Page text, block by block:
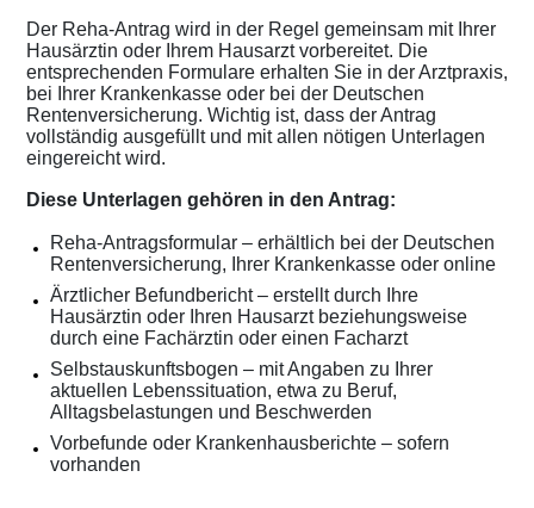
Der Reha-Antrag wird in der Regel gemeinsam mit Ihrer
Hausärztin oder Ihrem Hausarzt vorbereitet. Die
entsprechenden Formulare erhalten Sie in der Arztpraxis,
bei Ihrer Krankenkasse oder bei der Deutschen
Rentenversicherung. Wichtig ist, dass der Antrag
vollständig ausgefüllt und mit allen nötigen Unterlagen
eingereicht wird.
Diese Unterlagen gehören in den Antrag:
Reha-Antragsformular – erhältlich bei der Deutschen
Rentenversicherung, Ihrer Krankenkasse oder online
Ärztlicher Befundbericht – erstellt durch Ihre
Hausärztin oder Ihren Hausarzt beziehungsweise
durch eine Fachärztin oder einen Facharzt
Selbstauskunftsbogen – mit Angaben zu Ihrer
aktuellen Lebenssituation, etwa zu Beruf,
Alltagsbelastungen und Beschwerden
Vorbefunde oder Krankenhausberichte – sofern
vorhanden